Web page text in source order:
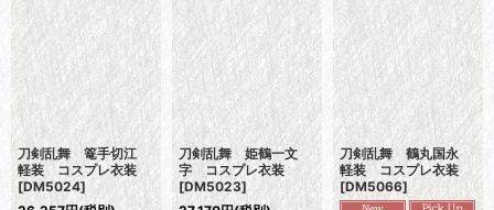
刀剣乱舞 篭手切江
軽装 コスプレ衣装
[DM5024]
刀剣乱舞 姫鶴一文
字 コスプレ衣装
[DM5023]
刀剣乱舞 鶴丸国永
軽装 コスプレ衣装
[DM5066]